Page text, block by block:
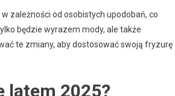
zależności od osobistych upodobań, co
będzie wyrazem mody, ale także
te zmiany, aby dostosować swoją fryzurę
latem 2025?